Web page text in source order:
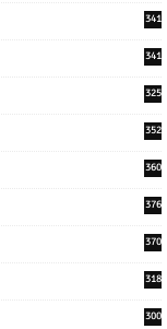
341
341
325
352
360
376
370
318
300